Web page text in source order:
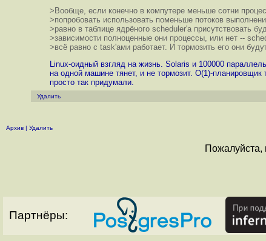
>Вообще, если конечно в компутере меньше сотни
>попробовать использовать поменьше потоков
>равно в таблице ядрёного scheduler'а присутствовать
>зависимости полноценные они процессы, или нет --
>всё равно с task'ами работает. И тормозить его они
Linux-оидный взгляд на жизнь. Solaris и 100000
на одной машине тянет, и не тормозит. O(1)-планировщик
просто так придумали.
Удалить
Архив | Удалить
Пожалуйста,
Партнёры: